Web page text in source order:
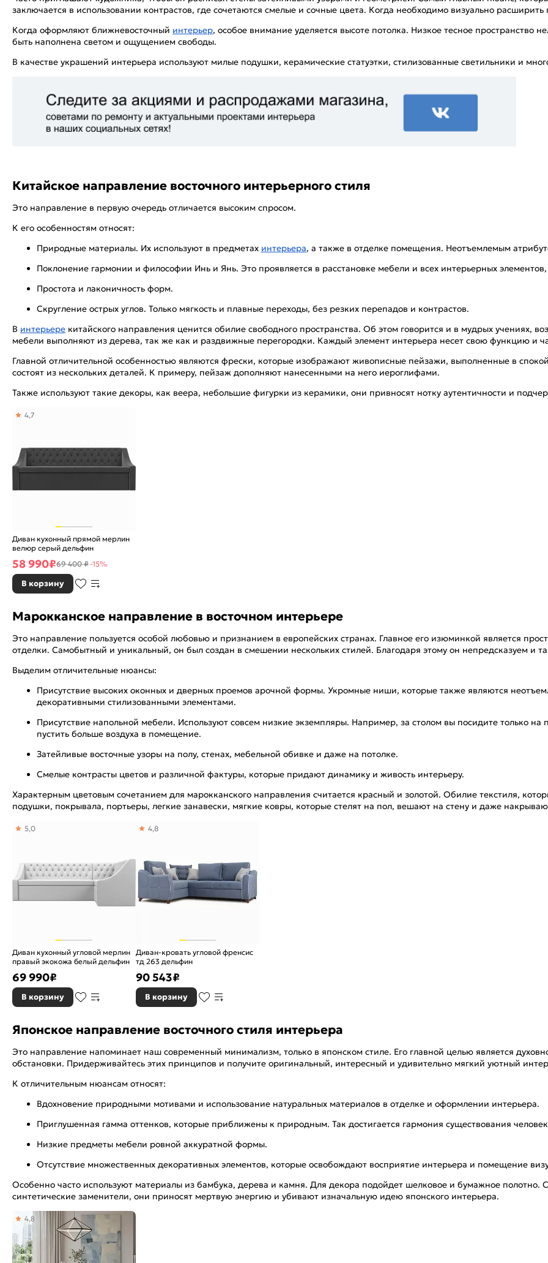
заключается в использовании контрастов, где сочетаются смелые и сочные цвета. Когда необходимо визуально
Когда оформляют ближневосточный интерьер, особое внимание уделяется высоте потолка. Низкое тесное пространство
быть наполнена светом и ощущением свободы.
В качестве украшений интерьера используют милые подушки, керамические статуэтки, стилизованные светильники и
Китайское направление восточного интерьерного стиля
Это направление в первую очередь отличается высоким спросом.
К его особенностям относят:
Природные материалы. Их используют в предметах интерьера, а также в отделке помещения. Неотъемлемым
Поклонение гармонии и философии Инь и Янь. Это проявляется в расстановке мебели и всех интерьерных
Простота и лаконичность форм.
Скругление острых углов. Только мягкость и плавные переходы, без резких перепадов и контрастов.
В интерьере китайского направления ценится обилие свободного пространства. Об этом говорится и в мудрых учениях,
мебели выполняют из дерева, так же как и раздвижные перегородки. Каждый элемент интерьера несет свою функцию и
Главной отличительной особенностью являются фрески, которые изображают живописные пейзажи, выполненные в
состоят из нескольких деталей. К примеру, пейзаж дополняют нанесенными на него иероглифами.
Также используют такие декоры, как веера, небольшие фигурки из керамики, они привносят нотку аутентичности и
Диван кухонный прямой мерлин
велюр серый дельфин
4,7
58 990₽69 400 ₽-15%
В корзину
Марокканское направление в восточном интерьере
Это направление пользуется особой любовью и признанием в европейских странах. Главное его изюминкой является
отделки. Самобытный и уникальный, он был создан в смешении нескольких стилей. Благодаря этому он непредсказуем и
Выделим отличительные нюансы:
Присутствие высоких оконных и дверных проемов арочной формы. Укромные ниши, которые также являются
декоративными стилизованными элементами.
Присутствие напольной мебели. Используют совсем низкие экземпляры. Например, за столом вы посидите только на
пустить больше воздуха в помещение.
Затейливые восточные узоры на полу, стенах, мебельной обивке и даже на потолке.
Смелые контрасты цветов и различной фактуры, которые придают динамику и живость интерьеру.
Характерным цветовым сочетанием для марокканского направления считается красный и золотой. Обилие текстиля,
подушки, покрывала, портьеры, легкие занавески, мягкие ковры, которые стелят на пол, вешают на стену и даже
Диван кухонный угловой мерлин
правый экокожа белый дельфин
5,0
69 990₽
В корзину
Диван-кровать угловой френсис
тд 263 дельфин
4,8
90 543₽
В корзину
Японское направление восточного стиля интерьера
Это направление напоминает наш современный минимализм, только в японском стиле. Его главной целью является
обстановки. Придерживайтесь этих принципов и получите оригинальный, интересный и удивительно мягкий уютный
К отличительным нюансам относят:
Вдохновение природными мотивами и использование натуральных материалов в отделке и оформлении интерьера.
Приглушенная гамма оттенков, которые приближены к природным. Так достигается гармония существования
Низкие предметы мебели ровной аккуратной формы.
Отсутствие множественных декоративных элементов, которые освобождают восприятие интерьера и помещение
Особенно часто используют материалы из бамбука, дерева и камня. Для декора подойдет шелковое и бумажное полотно.
синтетические заменители, они приносят мертвую энергию и убивают изначальную идею японского интерьера.
4,8